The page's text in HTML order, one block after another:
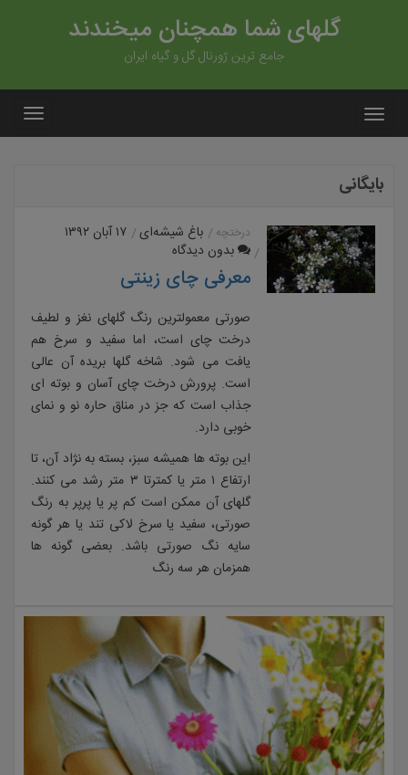
گلهای شما همچنان میخندند
جامع ترین ژورنال گل و گیاه ایران
بایگانی
درختچه باغ شیشه‌ای ۱۷ آبان ۱۳۹۲
بدون دیدگاه
معرفی چای زینتی
صورتی معمولترین رنگ گلهای نغز و لطیف
درخت چای است، اما سفید و سرخ هم
یافت می شود. شاخه گلها بریده آن عالی
است. پرورش درخت چای آسان و بوته ای
جذاب است که جز در مناق حاره نو و نمای
خوبی دارد.
این بوته ها همیشه سبز، بسته به نژاد آن، تا
ارتفاع ۱ متر یا کمترتا ۳ متر رشد می کنند.
گلهای آن ممکن است کم پر یا پرپر به رنگ
صورتی، سفید یا سرخ لاکی تند یا هر گونه
سایه نگ صورتی باشد. بعضی گونه ها
همزمان هر سه رنگ